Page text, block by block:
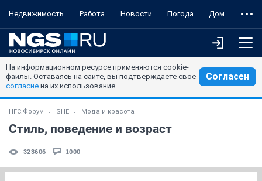
Недвижимость Работа Новости Погода Дом
На информационном ресурсе применяются cookie-
файлы. Оставаясь на сайте, вы подтверждаете свое
согласие на их использование.
Согласен
НГС.Форум SHE Мода и красота
Стиль, поведение и возраст
323606 1000